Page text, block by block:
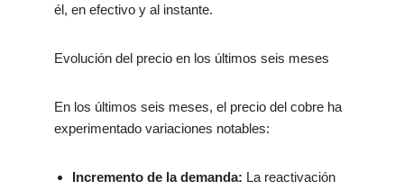
él, en efectivo y al instante.
Evolución del precio en los últimos seis meses
En los últimos seis meses, el precio del cobre ha
experimentado variaciones notables:
Incremento de la demanda: La reactivación